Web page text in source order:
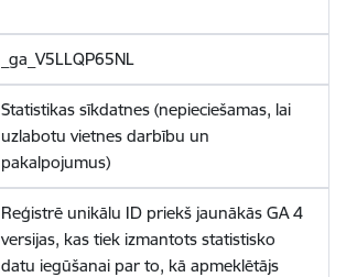
_ga_V5LLQP65NL
Statistikas sīkdatnes (nepieciešamas, lai
uzlabotu vietnes darbību un
pakalpojumus)
Reģistrē unikālu ID priekš jaunākās GA 4
versijas, kas tiek izmantots statistisko
datu iegūšanai par to, kā apmeklētājs